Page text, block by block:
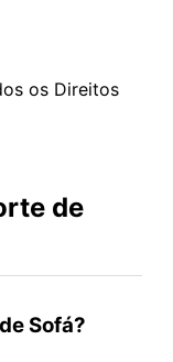
os Direitos
de
Sofá?